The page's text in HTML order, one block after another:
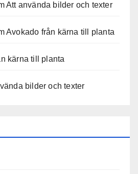
Att använda bilder och texter
Avokado från kärna till planta
kärna till planta
bilder och texter